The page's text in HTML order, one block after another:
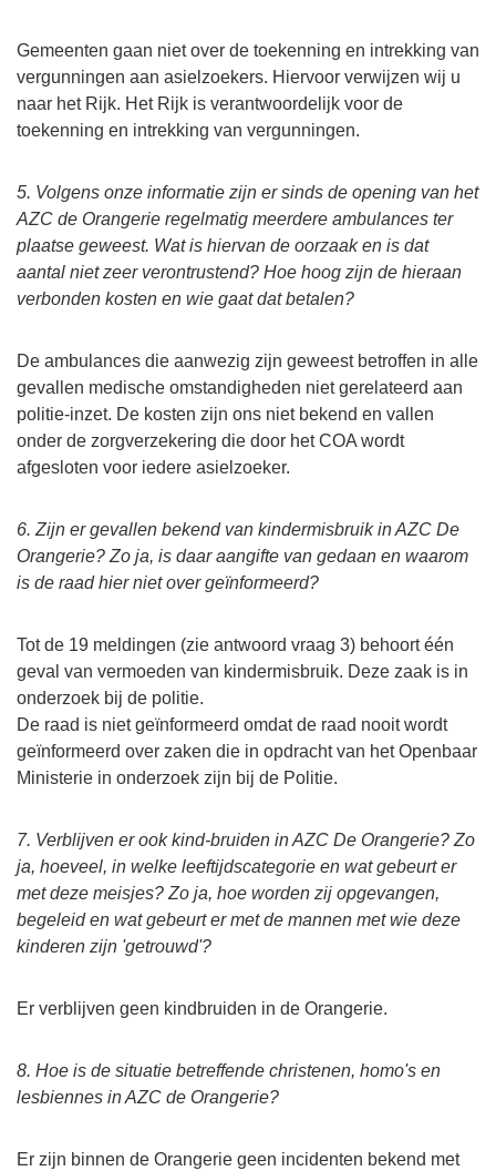
Gemeenten gaan niet over de toekenning en intrekking van
vergunningen aan asielzoekers. Hiervoor verwijzen wij u
naar het Rijk. Het Rijk is verantwoordelijk voor de
toekenning en intrekking van vergunningen.
5. Volgens onze informatie zijn er sinds de opening van het
AZC de Orangerie regelmatig meerdere ambulances ter
plaatse geweest. Wat is hiervan de oorzaak en is dat
aantal niet zeer verontrustend? Hoe hoog zijn de hieraan
verbonden kosten en wie gaat dat betalen?
De ambulances die aanwezig zijn geweest betroffen in alle
gevallen medische omstandigheden niet gerelateerd aan
politie-inzet. De kosten zijn ons niet bekend en vallen
onder de zorgverzekering die door het COA wordt
afgesloten voor iedere asielzoeker.
6. Zijn er gevallen bekend van kindermisbruik in AZC De
Orangerie? Zo ja, is daar aangifte van gedaan en waarom
is de raad hier niet over geïnformeerd?
Tot de 19 meldingen (zie antwoord vraag 3) behoort één
geval van vermoeden van kindermisbruik. Deze zaak is in
onderzoek bij de politie.
De raad is niet geïnformeerd omdat de raad nooit wordt
geïnformeerd over zaken die in opdracht van het Openbaar
Ministerie in onderzoek zijn bij de Politie.
7. Verblijven er ook kind-bruiden in AZC De Orangerie? Zo
ja, hoeveel, in welke leeftijdscategorie en wat gebeurt er
met deze meisjes? Zo ja, hoe worden zij opgevangen,
begeleid en wat gebeurt er met de mannen met wie deze
kinderen zijn 'getrouwd'?
Er verblijven geen kindbruiden in de Orangerie.
8. Hoe is de situatie betreffende christenen, homo's en
lesbiennes in AZC de Orangerie?
Er zijn binnen de Orangerie geen incidenten bekend met